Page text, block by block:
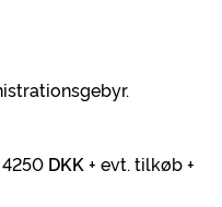
DKK+ evt. tilkøb +